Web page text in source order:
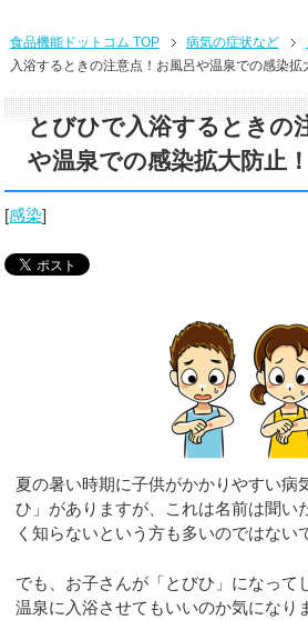
食品機能ドットコム TOP 病気の症状など
入浴するときの注意点！お風呂や温泉での感染拡
とびひで入浴するときの
や温泉での感染拡大防止！
[感染]
夏の暑い時期に子供がかかりやすい病
ひ」がありますが、これは名前は聞い
く知らないという方も多いのではない
でも、お子さんが「とびひ」になって
温泉に入浴させてもいいのか気になり